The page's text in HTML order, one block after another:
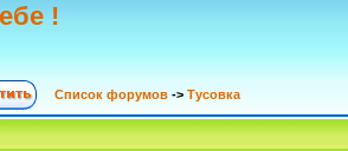
!
Список форумов -> Тусовка